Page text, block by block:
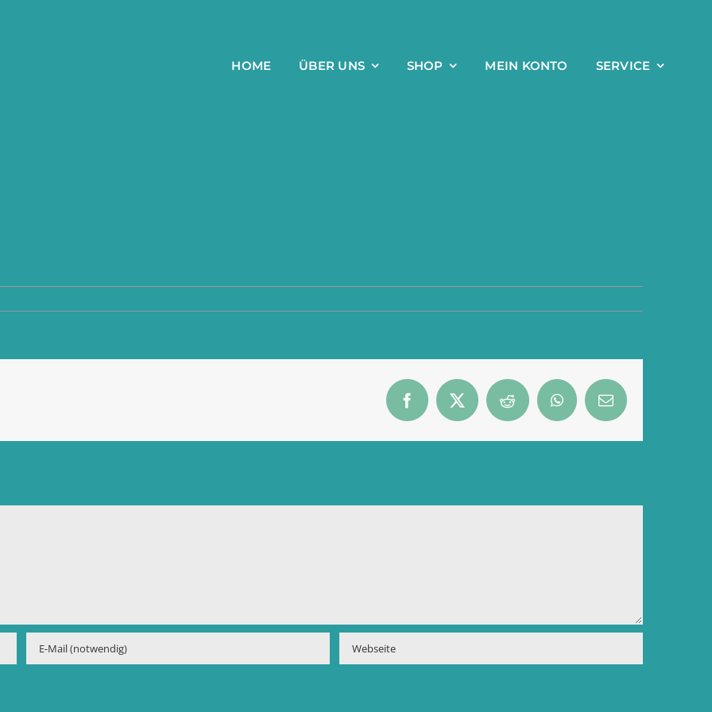
HOME ÜBER UNS SHOP MEIN KONTO SERVICE
Facebook
X Reddit WhatsApp
E-
Mail